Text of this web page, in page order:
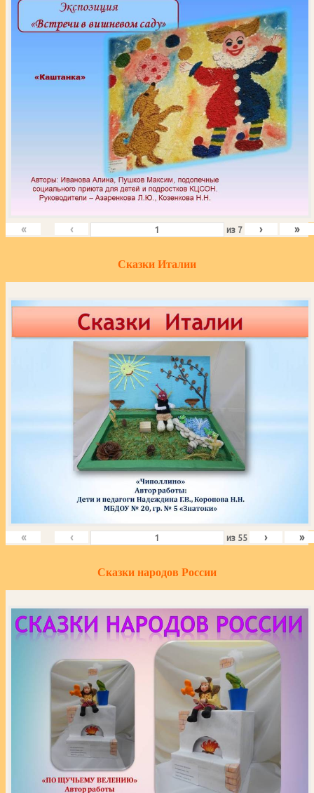
« ‹ из 7 › »
Сказки Италии
« ‹ из 55 › »
Сказки народов России